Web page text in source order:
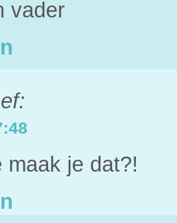
vader
maak je dat?!